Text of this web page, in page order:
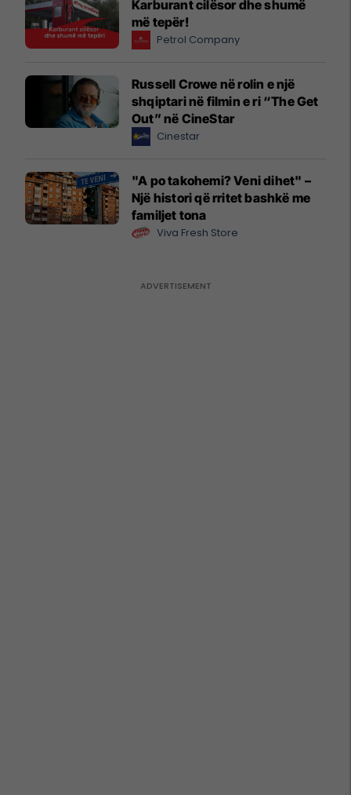
Karburant cilësor dhe shumë
më tepër!
Petrol Company
Russell Crowe në rolin e një
shqiptari në filmin e ri “The Get
Out” në CineStar
Cinestar
"A po takohemi? Veni dihet" –
Një histori që rritet bashkë me
familjet tona
Viva Fresh Store